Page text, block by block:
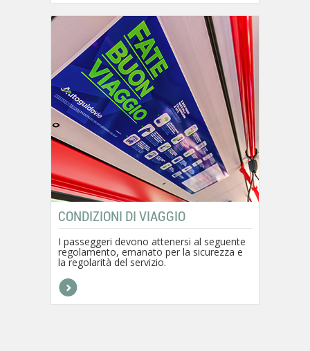
CONDIZIONI DI VIAGGIO
I passeggeri devono attenersi al seguente
regolamento, emanato per la sicurezza e
la regolarità del servizio.